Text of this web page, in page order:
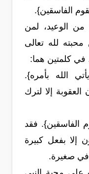
الفاسقين}.
الوعيد، لمن
لله تعالى
كلمتين هما:
الله بأمره}.
العقوبة إلا لترك
الفاسقين}. فقد
إلا بفعل كبيرة
في صغيرة.